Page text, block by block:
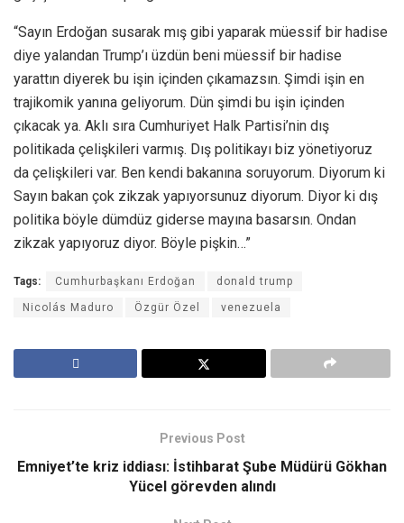
“Sayın Erdoğan susarak mış gibi yaparak müessif bir hadise
diye yalandan Trump’ı üzdün beni müessif bir hadise
yarattın diyerek bu işin içinden çıkamazsın. Şimdi işin en
trajikomik yanına geliyorum. Dün şimdi bu işin içinden
çıkacak ya. Aklı sıra Cumhuriyet Halk Partisi’nin dış
politikada çelişkileri varmış. Dış politikayı biz yönetiyoruz
da çelişkileri var. Ben kendi bakanına soruyorum. Diyorum ki
Sayın bakan çok zikzak yapıyorsunuz diyorum. Diyor ki dış
politika böyle dümdüz giderse mayına basarsın. Ondan
zikzak yapıyoruz diyor. Böyle pişkin…”
Tags: Cumhurbaşkanı Erdoğan donald trump
Nicolás Maduro Özgür Özel venezuela
Previous Post
Emniyet’te kriz iddiası: İstihbarat Şube Müdürü Gökhan
Yücel görevden alındı